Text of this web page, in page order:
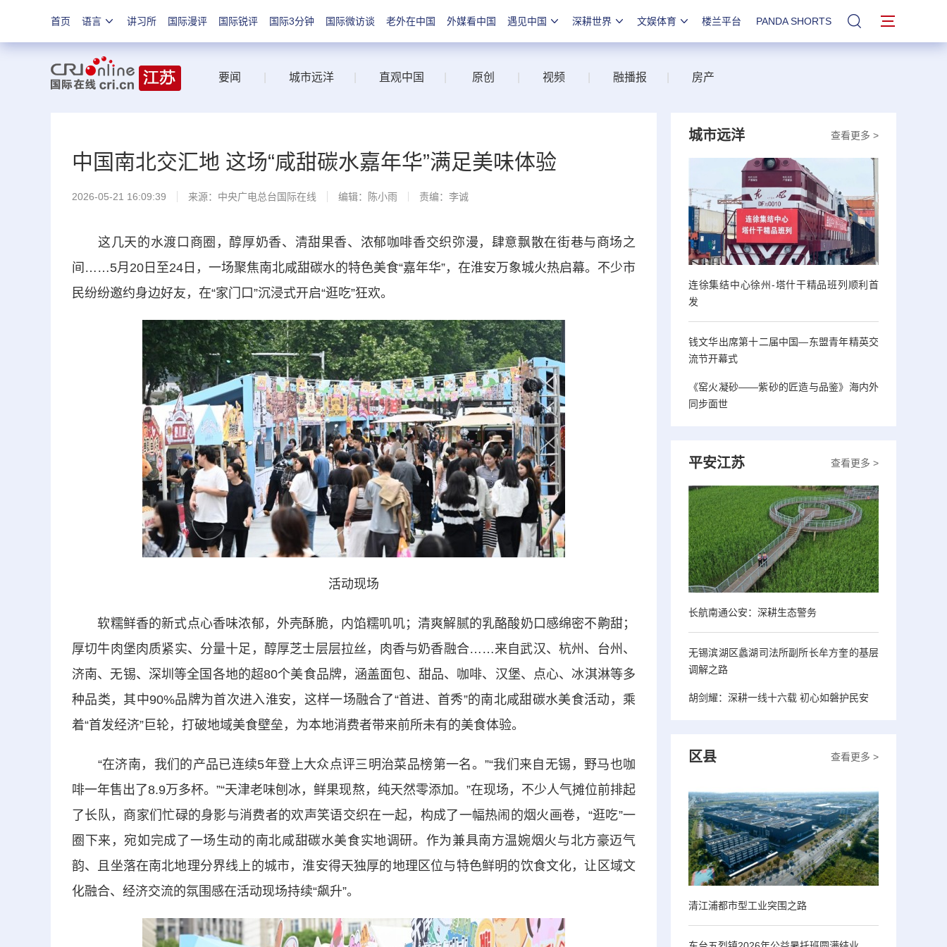
首页 语言 讲习所 国际漫评 国际锐评 国际3分钟 国际微访谈 老外在中国 外媒看中国 遇见中国 深耕世界 文娱体育 楼兰平台 PANDA SHORTS 站内搜索
要闻 城市远洋 直观中国 原创 视频 融播报 房产
中国南北交汇地 这场“咸甜碳水嘉年华”满足美味体验
2026-05-21 16:09:39 来源：中央广电总台国际在线 编辑：陈小雨 责编：李诚
这几天的水渡口商圈，醇厚奶香、清甜果香、浓郁咖啡香交织弥漫，肆意飘散在街巷与商场之
间……5月20日至24日，一场聚焦南北咸甜碳水的特色美食“嘉年华”，在淮安万象城火热启幕。不少市
民纷纷邀约身边好友，在“家门口”沉浸式开启“逛吃”狂欢。
活动现场
软糯鲜香的新式点心香味浓郁，外壳酥脆，内馅糯叽叽；清爽解腻的乳酪酸奶口感绵密不齁甜；
厚切牛肉堡肉质紧实、分量十足，醇厚芝士层层拉丝，肉香与奶香融合……来自武汉、杭州、台州、
济南、无锡、深圳等全国各地的超80个美食品牌，涵盖面包、甜品、咖啡、汉堡、点心、冰淇淋等多
种品类，其中90%品牌为首次进入淮安，这样一场融合了“首进、首秀”的南北咸甜碳水美食活动，乘
着“首发经济”巨轮，打破地域美食壁垒，为本地消费者带来前所未有的美食体验。
“在济南，我们的产品已连续5年登上大众点评三明治菜品榜第一名。”“我们来自无锡，野马也咖
啡一年售出了8.9万多杯。”“天津老味刨冰，鲜果现熬，纯天然零添加。”在现场，不少人气摊位前排起
了长队，商家们忙碌的身影与消费者的欢声笑语交织在一起，构成了一幅热闹的烟火画卷，“逛吃”一
圈下来，宛如完成了一场生动的南北咸甜碳水美食实地调研。作为兼具南方温婉烟火与北方豪迈气
韵、且坐落在南北地理分界线上的城市，淮安得天独厚的地理区位与特色鲜明的饮食文化，让区域文
化融合、经济交流的氛围感在活动现场持续“飙升”。
查看更多 >
城市远洋
连徐集结中心徐州-塔什干精品班列顺利首
发
钱文华出席第十二届中国—东盟青年精英交
流节开幕式
《窑火凝砂——紫砂的匠造与品鉴》海内外
同步面世
查看更多 >
平安江苏
长航南通公安：深耕生态警务
无锡滨湖区蠡湖司法所副所长牟方奎的基层
调解之路
胡剑耀：深耕一线十六载 初心如磐护民安
查看更多 >
区县
清江浦都市型工业突围之路